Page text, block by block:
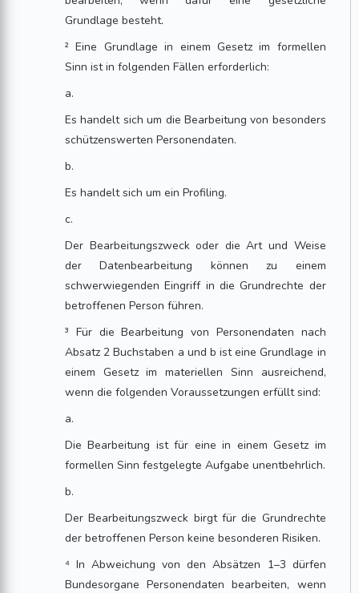
Grundlage besteht.
² Eine Grundlage in einem Gesetz im formellen
Sinn ist in folgenden Fällen erforderlich:
a.
Es handelt sich um die Bearbeitung von besonders
schützenswerten Personendaten.
b.
Es handelt sich um ein Profiling.
c.
Der Bearbeitungszweck oder die Art und Weise
der Datenbearbeitung können zu einem
schwerwiegenden Eingriff in die Grundrechte der
betroffenen Person führen.
³ Für die Bearbeitung von Personendaten nach
Absatz 2 Buchstaben a und b ist eine Grundlage in
einem Gesetz im materiellen Sinn ausreichend,
wenn die folgenden Voraussetzungen erfüllt sind:
a.
Die Bearbeitung ist für eine in einem Gesetz im
formellen Sinn festgelegte Aufgabe unentbehrlich.
b.
Der Bearbeitungszweck birgt für die Grundrechte
der betroffenen Person keine besonderen Risiken.
⁴ In Abweichung von den Absätzen 1–3 dürfen
Bundesorgane Personendaten bearbeiten, wenn